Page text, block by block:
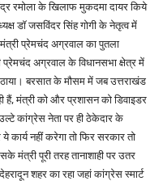
रमोला के खिलाफ मुकदमा दायर किये
डॉ जसविंदर सिंह गोगी के नेतृत्व में
प्रेमचंद अग्रवाल का पुतला
अग्रवाल के विधानसभा क्षेत्र में
बरसात के मौसम में जब उत्तराखंड
हैं, मंत्री को और प्रशासन को डिवाइडर
उल्टे कांग्रेस नेता पर ही ठेकेदार के
कार्य नहीं करेगा तो फिर सरकार तो
मंत्री पूरी तरह तानाशाही पर उतर
शहर का रहा जहां कांग्रेस स्मार्ट